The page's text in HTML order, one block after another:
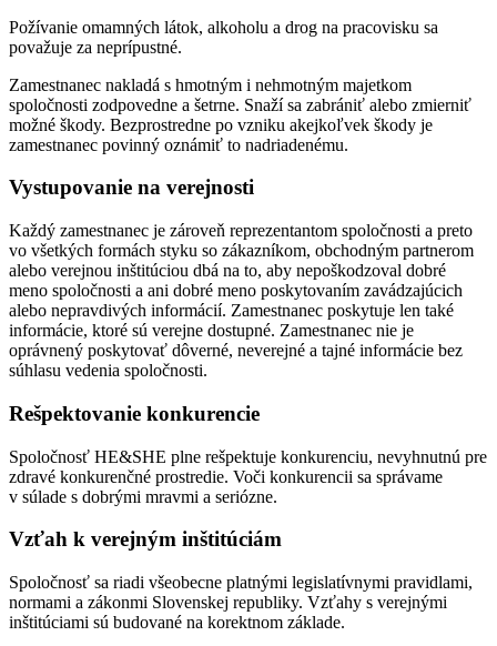
Požívanie omamných látok, alkoholu a drog na pracovisku sa
považuje za neprípustné.
Zamestnanec nakladá s hmotným i nehmotným majetkom
spoločnosti zodpovedne a šetrne. Snaží sa zabrániť alebo zmierniť
možné škody. Bezprostredne po vzniku akejkoľvek škody je
zamestnanec povinný oznámiť to nadriadenému.
Vystupovanie na verejnosti
Každý zamestnanec je zároveň reprezentantom spoločnosti a preto
vo všetkých formách styku so zákazníkom, obchodným partnerom
alebo verejnou inštitúciou dbá na to, aby nepoškodzoval dobré
meno spoločnosti a ani dobré meno poskytovaním zavádzajúcich
alebo nepravdivých informácií. Zamestnanec poskytuje len také
informácie, ktoré sú verejne dostupné. Zamestnanec nie je
oprávnený poskytovať dôverné, neverejné a tajné informácie bez
súhlasu vedenia spoločnosti.
Rešpektovanie konkurencie
Spoločnosť HE&SHE plne rešpektuje konkurenciu, nevyhnutnú pre
zdravé konkurenčné prostredie. Voči konkurencii sa správame
v súlade s dobrými mravmi a seriózne.
Vzťah k verejným inštitúciám
Spoločnosť sa riadi všeobecne platnými legislatívnymi pravidlami,
normami a zákonmi Slovenskej republiky. Vzťahy s verejnými
inštitúciami sú budované na korektnom základe.